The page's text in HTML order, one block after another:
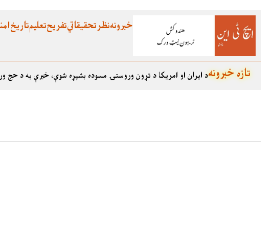
تاریختعلیمتفریحتحقیقاتينظرخبرونه
د ایران او امریکا د تړون وروستۍ مسوده بشپړه شوې، خبرې به د حجتازه خبرونه